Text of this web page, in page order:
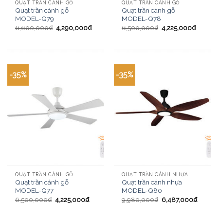
QUẠT TRẦN CÁNH GỖ
Quạt trần cánh gỗ
MODEL-Q79
6,600,000₫ 4,290,000₫
QUẠT TRẦN CÁNH GỖ
Quạt trần cánh gỗ
MODEL-Q78
6,500,000₫ 4,225,000₫
-35%
QUẠT TRẦN CÁNH GỖ
Quạt trần cánh gỗ
MODEL-Q77
6,500,000₫ 4,225,000₫
-35%
QUẠT TRẦN CÁNH NHỰA
Quạt trần cánh nhựa
MODEL-Q80
9,980,000₫ 6,487,000₫